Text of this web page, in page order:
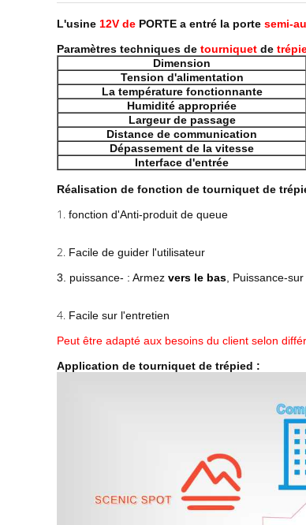
L'usine 12V de PORTE a entré la porte semi-
Paramètres techniques de tourniquet de
Dimension
Tension d'alimentation
La température fonctionnante
Humidité appropriée
Largeur de passage
Distance de communication
Dépassement de la vitesse
Interface d'entrée
Réalisation de fonction de tourniquet de
1. fonction d'Anti-produit de queue
2. Facile de guider l'utilisateur
3. puissance- : Armez vers le bas , Puissance-
4. Facile sur l'entretien
Peut être adapté aux besoins du client selon
Application de tourniquet de trépied :